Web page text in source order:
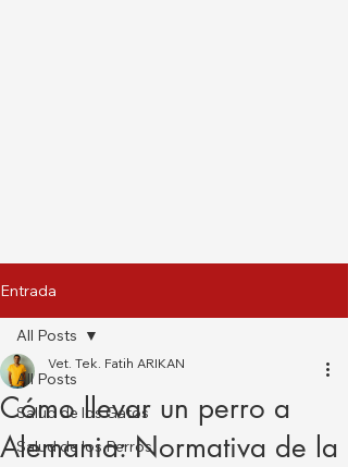
Entrada
All Posts
Salud de los Gatos
Salud de los Perros
All Posts
Cómo llevar un perro a
Alemania: Normativa de la
Vet. Tek. Fatih ARIKAN